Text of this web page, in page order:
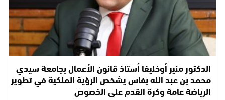
الدكتور منير أوخليفا أستاذ قانون الأعمال بجامعة سيدي
محمد بن عبد الله بفاس يشخص الرؤية الملكية في تطوير
الرياضة عامة وكرة القدم على الخصوص